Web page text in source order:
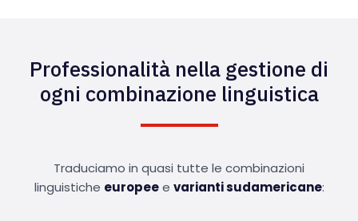
Professionalità nella gestione di
ogni combinazione linguistica
Traduciamo in quasi tutte le combinazioni
linguistiche europeee varianti sudamericane: